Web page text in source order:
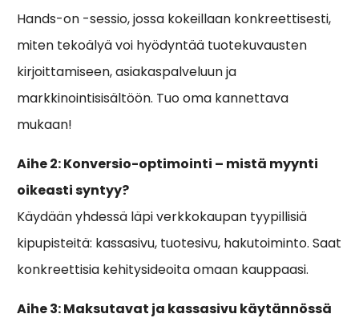
Hands-on -sessio, jossa kokeillaan konkreettisesti,
miten tekoälyä voi hyödyntää tuotekuvausten
kirjoittamiseen, asiakaspalveluun ja
markkinointisisältöön. Tuo oma kannettava
mukaan!
Aihe 2: Konversio-optimointi – mistä myynti
oikeasti syntyy?
Käydään yhdessä läpi verkkokaupan tyypillisiä
kipupisteitä: kassasivu, tuotesivu, hakutoiminto. Saat
konkreettisia kehitysideoita omaan kauppaasi.
Aihe 3: Maksutavat ja kassasivu käytännössä